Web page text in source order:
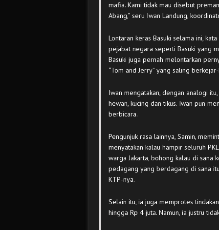
mafia. Kami tidak mau disebut
Abang,” seru Iwan Landung,
Lontaran keras Basuki selama ini,
pejabat negara seperti Basuki yang
Basuki juga pernah melontarkan
“Tom and Jerry” yang saling
Iwan mengatakan, dengan analogi
hewan, kucing dan tikus. Iwan pun
berbicara.
Pengunjuk rasa lainnya, Samin,
menyatakan kalau hampir seluruh
warga Jakarta, bohong kalau di sana
pedagang yang berdagang di sana
KTP-nya.
Selain itu, ia juga memprotes
hingga Rp 4 juta. Namun, ia justru